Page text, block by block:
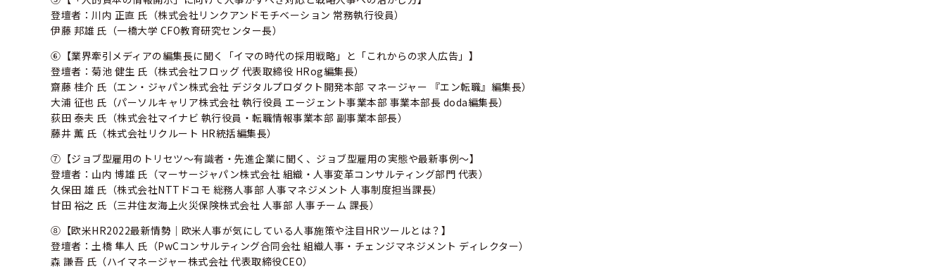
登壇者：川内 正直 氏（株式会社リンクアンドモチベーション 常務執行役員）
伊藤 邦雄 氏（一橋大学 CFO教育研究センター長）
⑥【業界牽引メディアの編集長に聞く「イマの時代の採用戦略」と「これからの求人広告」】
登壇者：菊池 健生 氏（株式会社フロッグ 代表取締役 HRog編集長）
齋藤 桂介 氏（エン・ジャパン株式会社 デジタルプロダクト開発本部 マネージャー 『エン転職』編集長）
大浦 征也 氏（パーソルキャリア株式会社 執行役員 エージェント事業本部 事業本部長 doda編集長）
荻田 泰夫 氏（株式会社マイナビ 執行役員・転職情報事業本部 副事業本部長）
藤井 薫 氏（株式会社リクルート HR統括編集長）
⑦【ジョブ型雇用のトリセツ～有識者・先進企業に聞く、ジョブ型雇用の実態や最新事例～】
登壇者：山内 博雄 氏（マーサージャパン株式会社 組織・人事変革コンサルティング部門 代表）
久保田 雄 氏（株式会社NTTドコモ 総務人事部 人事マネジメント 人事制度担当課長）
甘田 裕之 氏（三井住友海上火災保険株式会社 人事部 人事チーム 課長）
⑧【欧米HR2022最新情勢｜欧米人事が気にしている人事施策や注目HRツールとは？】
登壇者：土橋 隼人 氏（PwCコンサルティング合同会社 組織人事・チェンジマネジメント ディレクター）
森 謙吾 氏（ハイマネージャー株式会社 代表取締役CEO）